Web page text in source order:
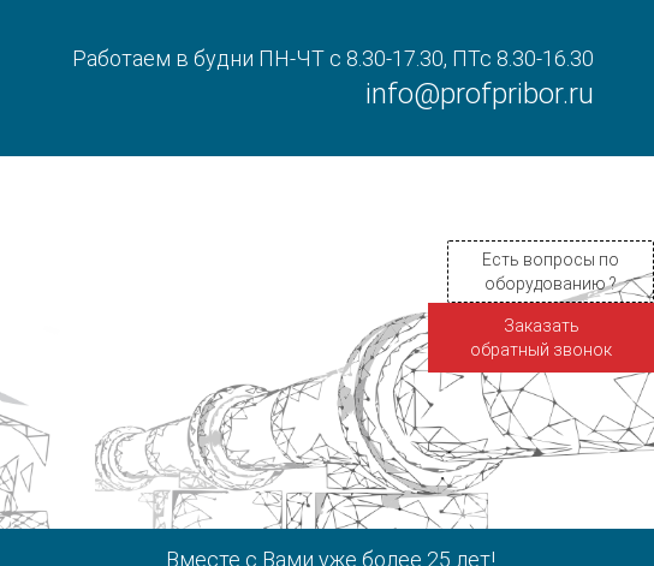
Работаем в будни ПН-ЧТ с 8.30-17.30, ПТс 8.30-16.30
info@profpribor.ru
Есть вопросы по
оборудованию ?
Заказать
обратный звонок
Вместе с Вами уже более 25 лет!